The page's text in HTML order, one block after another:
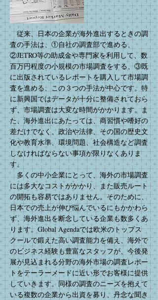
従来、日本の企業が海外進出するときの調
査の手法は、①自社の調査部で進める、
②JETRO等の助成金や専門家を利用して、数
百万円程度の小規模の市場調査をする、③既
に出版されているレポートを購入して市場調
査を進める、この３つの手法が中心です。特
に新興国ではデータが十分に整備されておら
ず、市場調査は大変な時間がかかります。ま
た、海外進出にあたっては、商習慣や嗜好の
差だけでなく、政治や法律、その国の歴史文
化や教育水準、環境問題、社会構造など調査
しなければならない事項が限りなくありま
す。
多くの中小企業にとって、海外の市場調査
には多大なコストがかかり、また販売ルート
の開拓も容易ではありません。そのために、
日本での売上が伸び悩んでいるにもかかわら
ず、海外進出を断念している企業も数多くあ
ります。Global Agendaでは欧米のトップス
クールで鍛えた高い調査能力を備え、海外で
のビジネス経験も豊富なスタッフが、今後発
展が見込まれる分野の海外市場の調査レポー
トをテーラーメードに近い形でお客様に提供
していきます。同様の調査のニーズを抱えて
いる複数の企業から出資を募り、丹念な聞き